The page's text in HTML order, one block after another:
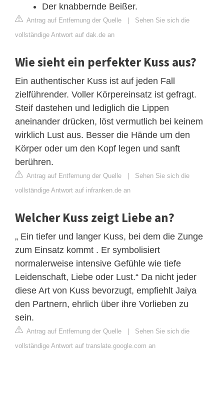
Der knabbernde Beißer.
Antrag auf Entfernung der Quelle | Sehen Sie sich die
vollständige Antwort auf dak.de an
Wie sieht ein perfekter Kuss aus?
Ein authentischer Kuss ist auf jeden Fall
zielführender. Voller Körpereinsatz ist gefragt.
Steif dastehen und lediglich die Lippen
aneinander drücken, löst vermutlich bei keinem
wirklich Lust aus. Besser die Hände um den
Körper oder um den Kopf legen und sanft
berühren.
Antrag auf Entfernung der Quelle | Sehen Sie sich die
vollständige Antwort auf infranken.de an
Welcher Kuss zeigt Liebe an?
„ Ein tiefer und langer Kuss, bei dem die Zunge
zum Einsatz kommt . Er symbolisiert
normalerweise intensive Gefühle wie tiefe
Leidenschaft, Liebe oder Lust.“ Da nicht jeder
diese Art von Kuss bevorzugt, empfiehlt Jaiya
den Partnern, ehrlich über ihre Vorlieben zu
sein.
Antrag auf Entfernung der Quelle | Sehen Sie sich die
vollständige Antwort auf translate.google.com an